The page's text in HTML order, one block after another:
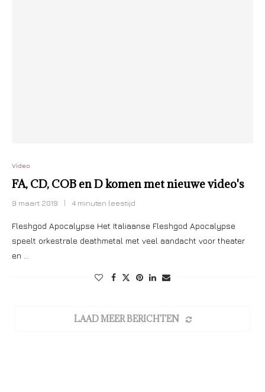
Video
FA, CD, COB en D komen met nieuwe video's
9 maart 2019 4 minuten leestijd
Fleshgod Apocalypse Het Italiaanse Fleshgod Apocalypse
speelt orkestrale deathmetal met veel aandacht voor theater
en …
LAAD MEER BERICHTEN